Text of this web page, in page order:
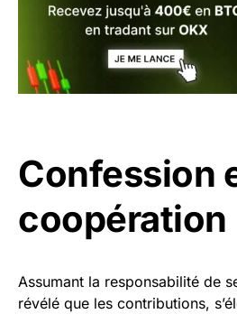
Confession
coopération
Assumant la responsabilité de
révélé que les contributions,